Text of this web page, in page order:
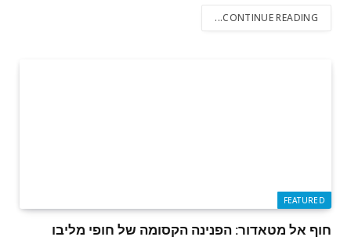
CONTINUE READING...
FEATURED
חוף אל מטאדור: הפנינה הקסומה של חופי מליבו